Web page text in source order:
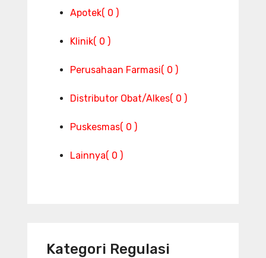
Apotek( 0 )
Klinik( 0 )
Perusahaan Farmasi( 0 )
Distributor Obat/Alkes( 0 )
Puskesmas( 0 )
Lainnya( 0 )
Kategori Regulasi